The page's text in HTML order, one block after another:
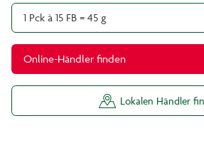
1 Pck à 15 FB = 45 g
Online-Händler finden
Lokalen Händler